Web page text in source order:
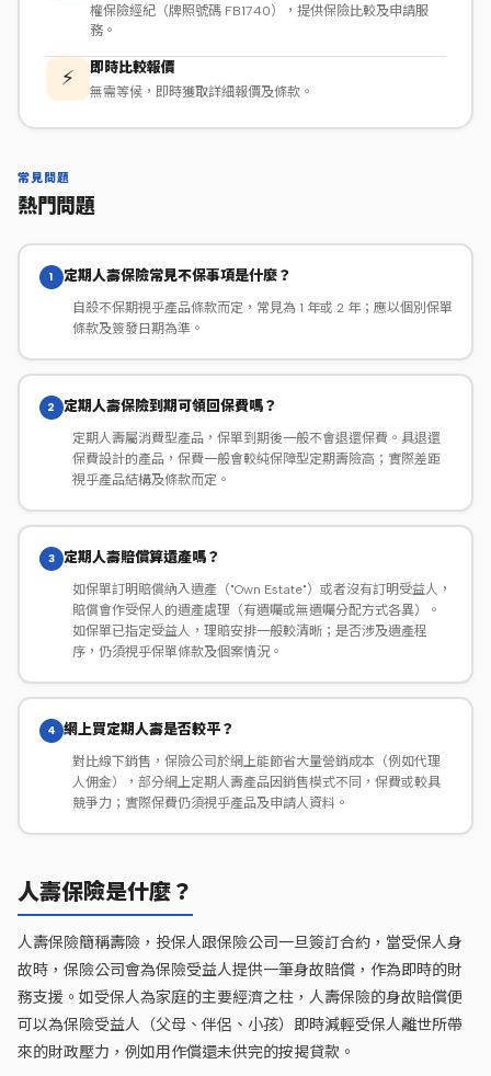
權保險經紀（牌照號碼 FB1740），提供保險比較及申請服
務。
⚡ 即時比較報價
無需等候，即時獲取詳細報價及條款。
常見問題
熱門問題
1 定期人壽保險常見不保事項是什麼？
自殺不保期視乎產品條款而定，常見為 1 年或 2 年；應以個別保單
條款及簽發日期為準。
2 定期人壽保險到期可領回保費嗎？
定期人壽屬消費型產品，保單到期後一般不會退還保費。具退還
保費設計的產品，保費一般會較純保障型定期壽險高；實際差距
視乎產品結構及條款而定。
3 定期人壽賠償算遺產嗎？
如保單訂明賠償納入遺產（"Own Estate"）或者沒有訂明受益人，
賠償會作受保人的遺產處理（有遺囑或無遺囑分配方式各異）。
如保單已指定受益人，理賠安排一般較清晰；是否涉及遺產程
序，仍須視乎保單條款及個案情況。
4 網上買定期人壽是否較平？
對比線下銷售，保險公司於網上能節省大量營銷成本（例如代理
人佣金），部分網上定期人壽產品因銷售模式不同，保費或較具
競爭力；實際保費仍須視乎產品及申請人資料。
人壽保險是什麼？
人壽保險簡稱壽險，投保人跟保險公司一旦簽訂合約，當受保人身
故時，保險公司會為保險受益人提供一筆身故賠償，作為即時的財
務支援。如受保人為家庭的主要經濟之柱，人壽保險的身故賠償便
可以為保險受益人（父母、伴侶、小孩）即時減輕受保人離世所帶
來的財政壓力，例如用作償還未供完的按揭貸款。